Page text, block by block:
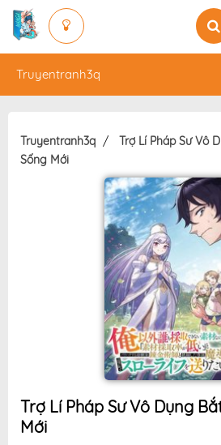
Truyentranh3q
Truyentranh3q
Trợ Lí Pháp Sư Vô
Sống Mới
Trợ Lí Pháp Sư Vô Dụng
Mới